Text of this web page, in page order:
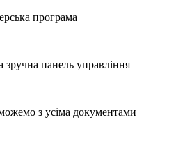
програма
зручна панель управління
з усіма документами